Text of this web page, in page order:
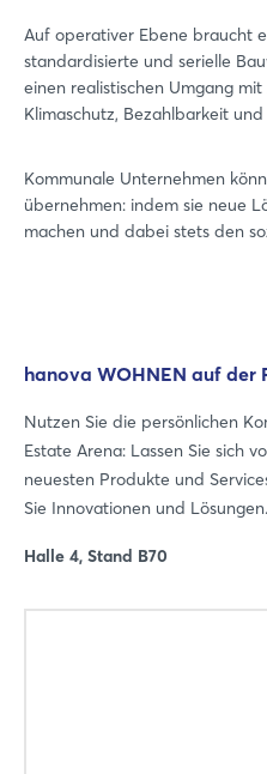
Auf operativer Ebene braucht
standardisierte und serielle
einen realistischen Umgang
Klimaschutz, Bezahlbarkeit
Kommunale Unternehmen
übernehmen: indem sie neue
machen und dabei stets den
hanova WOHNEN auf der
Nutzen Sie die persönlichen
Estate Arena: Lassen Sie sich
neuesten Produkte und
Sie Innovationen und Lösungen.
Halle 4, Stand B70
Login